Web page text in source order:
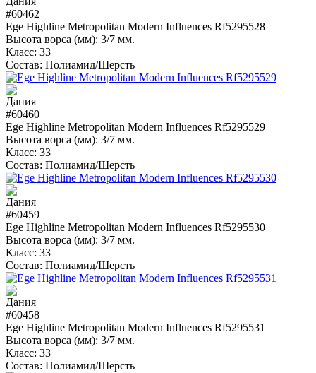
#60462
Ege Highline Metropolitan Modern Influences Rf5295528
Высота ворса (мм): 3/7 мм.
Класс: 33
Состав: Полиамид/Шерсть
#60460
Ege Highline Metropolitan Modern Influences Rf5295529
Высота ворса (мм): 3/7 мм.
Класс: 33
Состав: Полиамид/Шерсть
#60459
Ege Highline Metropolitan Modern Influences Rf5295530
Высота ворса (мм): 3/7 мм.
Класс: 33
Состав: Полиамид/Шерсть
#60458
Ege Highline Metropolitan Modern Influences Rf5295531
Высота ворса (мм): 3/7 мм.
Класс: 33
Состав: Полиамид/Шерсть